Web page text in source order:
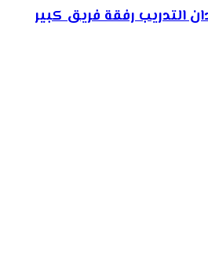
التدريب رفقة فريق كبير